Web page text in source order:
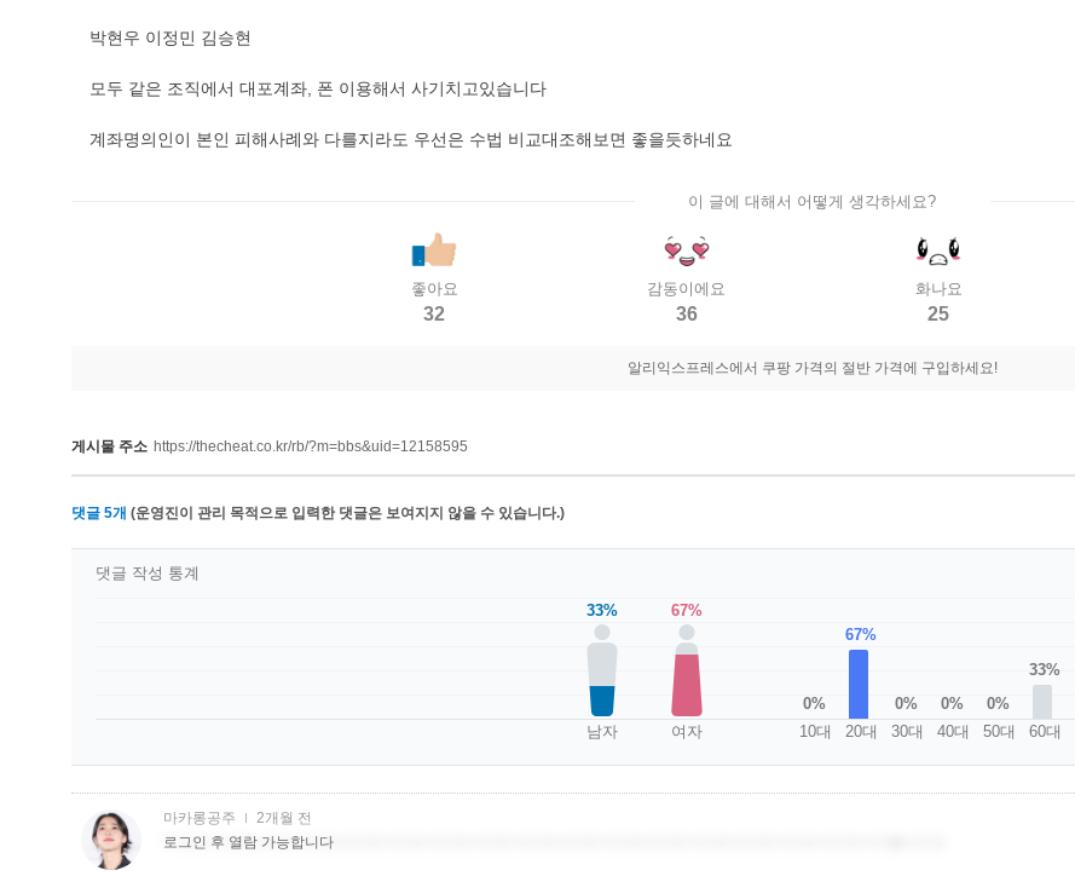
박현우 이정민 김승현
모두 같은 조직에서 대포계좌, 폰 이용해서 사기치고있습니다
계좌명의인이 본인 피해사례와 다를지라도 우선은 수법 비교대조해보면 좋을듯하네요
이 글에 대해서 어떻게 생각하세요?
좋아요
32
감동이에요
36
화나요
25
알리익스프레스에서 쿠팡 가격의 절반 가격에 구입하세요!
게시물 주소 https://thecheat.co.kr/rb/?m=bbs&uid=12158595
댓글 5개 (운영진이 관리 목적으로 입력한 댓글은 보여지지 않을 수 있습니다.)
33%
남자
67%
여자
0%
10대
67%
20대
0%
30대
0%
40대
0%
50대
33%
60대
댓글 작성 통계